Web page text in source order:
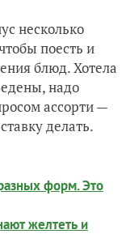
несколько
поесть и
блюд. Хотела
надо
ассорти —
делать.
форм. Это
желтеть и